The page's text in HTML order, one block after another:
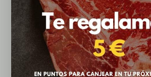
¿Tienes dudas? ¡Háblanos!